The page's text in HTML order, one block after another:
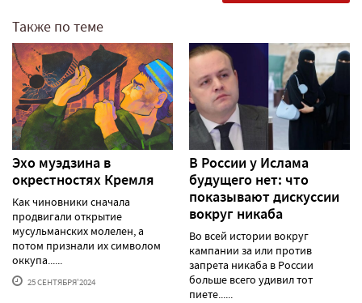
Также по теме
Эхо муэдзина в
окрестностях Кремля
Как чиновники сначала
продвигали открытие
мусульманских молелен, а
потом признали их символом
оккупа......
25 СЕНТЯБРЯ'2024
В России у Ислама
будущего нет: что
показывают дискуссии
вокруг никаба
Во всей истории вокруг
кампании за или против
запрета никаба в России
больше всего удивил тот
пиете......